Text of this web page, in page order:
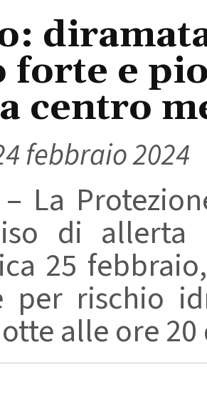
forte e
centro
febbraio 2024
– La
di allerta
25
per rischio
alle ore 20